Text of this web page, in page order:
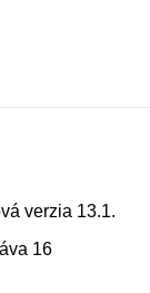
verzia 13.1.
16